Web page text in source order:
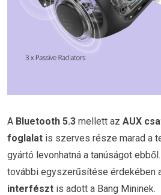
A Bluetooth 5.3 mellett az AUX
foglalat is szerves része marad a
gyártó levonhatná a tanúságot
további egyszerűsítése érdekében
interfészt is adott a Bang Mininek.